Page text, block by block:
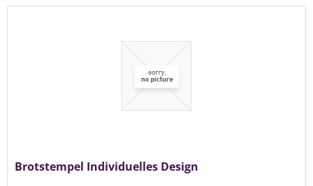
Brotstempel Individuelles Design